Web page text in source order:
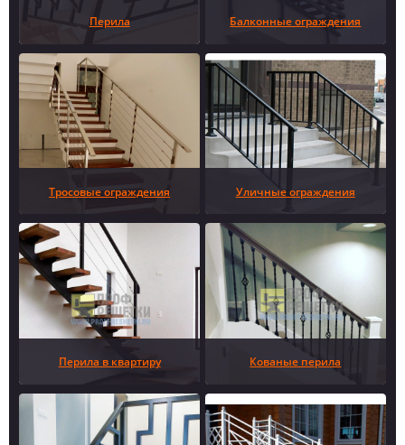
Перила Балконные ограждения
Тросовые ограждения Уличные ограждения
Перила в квартиру Кованые перила